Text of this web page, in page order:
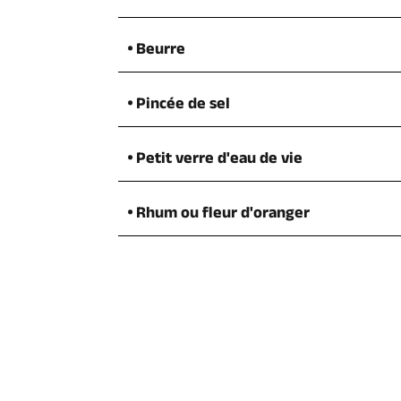
Beurre
Pincée de sel
Petit verre d'eau de vie
Rhum ou fleur d'oranger